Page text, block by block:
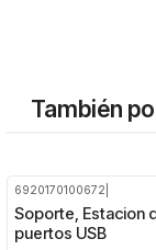
También
6920170100672
Soporte, Estacion
puertos USB